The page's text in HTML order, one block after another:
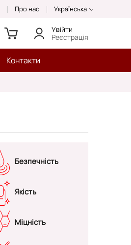
Про нас Українська
Увійти
Реєстрація
Контакти
Безпечність
Якість
Міцність